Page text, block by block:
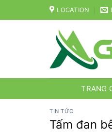
to
LOCATION
TRANG
TIN TỨC
Tấm đan